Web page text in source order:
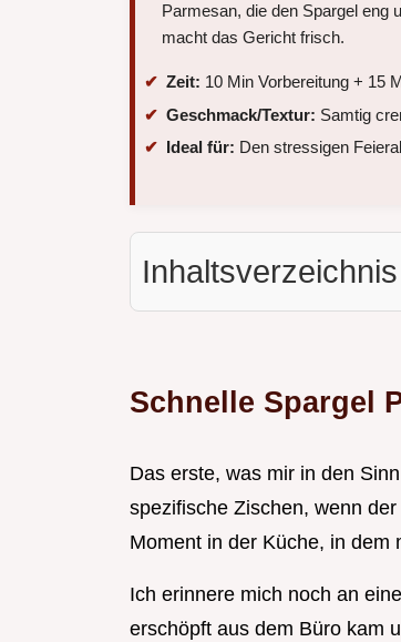
Parmesan, die den Spargel eng
macht das Gericht frisch.
Zeit: 10 Min Vorbereitung + 15
Geschmack/Textur: Samtig
Ideal für: Den stressigen
Inhaltsverzeichnis
Schnelle Spargel
Das erste, was mir in den
spezifische Zischen, wenn
Moment in der Küche, in dem
Ich erinnere mich noch an
erschöpft aus dem Büro kam